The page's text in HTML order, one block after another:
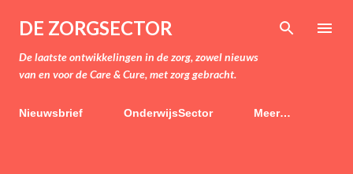
Doorgaan naar hoofdcontent
DE ZORGSECTOR
De laatste ontwikkelingen in de zorg, zowel nieuws
van en voor de Care & Cure, met zorg gebracht.
Nieuwsbrief OnderwijsSector Meer…